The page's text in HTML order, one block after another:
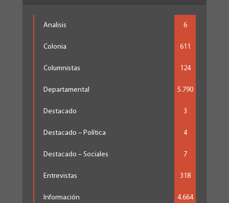
Analisis 6
Colonia 611
Columnistas 124
Departamental 5.790
Destacado 3
Destacado – Política 4
Destacado – Sociales 7
Entrevistas 318
Información 4.664